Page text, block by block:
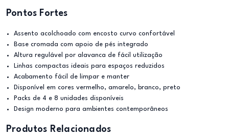
Pontos Fortes
Assento acolchoado com encosto curvo confortável
Base cromada com apoio de pés integrado
Altura regulável por alavanca de fácil utilização
Linhas compactas ideais para espaços reduzidos
Acabamento fácil de limpar e manter
Disponível em cores vermelho, amarelo, branco, preto
Packs de 4 e 8 unidades disponíveis
Design moderno para ambientes contemporâneos
Produtos Relacionados